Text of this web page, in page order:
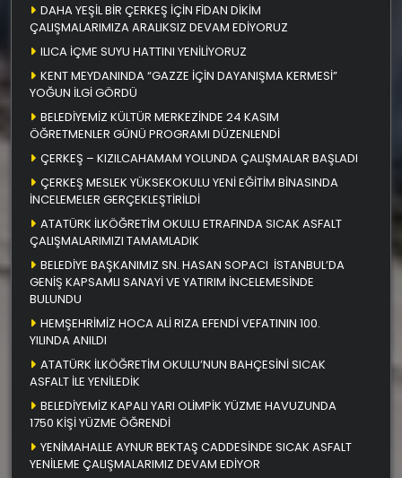
DAHA YEŞİL BİR ÇERKEŞ İÇİN FİDAN DİKİM
ÇALIŞMALARIMIZA ARALIKSIZ DEVAM EDİYORUZ
ILICA İÇME SUYU HATTINI YENİLİYORUZ
KENT MEYDANINDA “GAZZE İÇİN DAYANIŞMA KERMESİ”
YOĞUN İLGİ GÖRDÜ
BELEDİYEMİZ KÜLTÜR MERKEZİNDE 24 KASIM
ÖĞRETMENLER GÜNÜ PROGRAMI DÜZENLENDİ
ÇERKEŞ – KIZILCAHAMAM YOLUNDA ÇALIŞMALAR BAŞLADI
ÇERKEŞ MESLEK YÜKSEKOKULU YENİ EĞİTİM BİNASINDA
İNCELEMELER GERÇEKLEŞTİRİLDİ
ATATÜRK İLKÖĞRETİM OKULU ETRAFINDA SICAK ASFALT
ÇALIŞMALARIMIZI TAMAMLADIK
BELEDİYE BAŞKANIMIZ SN. HASAN SOPACI İSTANBUL’DA
GENİŞ KAPSAMLI SANAYİ VE YATIRIM İNCELEMESİNDE
BULUNDU
HEMŞEHRİMİZ HOCA ALİ RIZA EFENDİ VEFATININ 100.
YILINDA ANILDI
ATATÜRK İLKÖĞRETİM OKULU’NUN BAHÇESİNİ SICAK
ASFALT İLE YENİLEDİK
BELEDİYEMİZ KAPALI YARI OLİMPİK YÜZME HAVUZUNDA
1750 KİŞİ YÜZME ÖĞRENDİ
YENİMAHALLE AYNUR BEKTAŞ CADDESİNDE SICAK ASFALT
YENİLEME ÇALIŞMALARIMIZ DEVAM EDİYOR